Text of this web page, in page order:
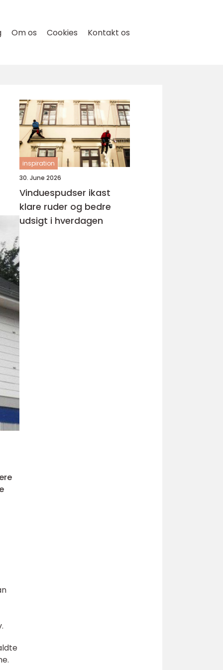
Om os Cookies Kontakt os
inspiration
30. June 2026
Vinduespudser ikast
klare ruder og bedre
udsigt i hverdagen